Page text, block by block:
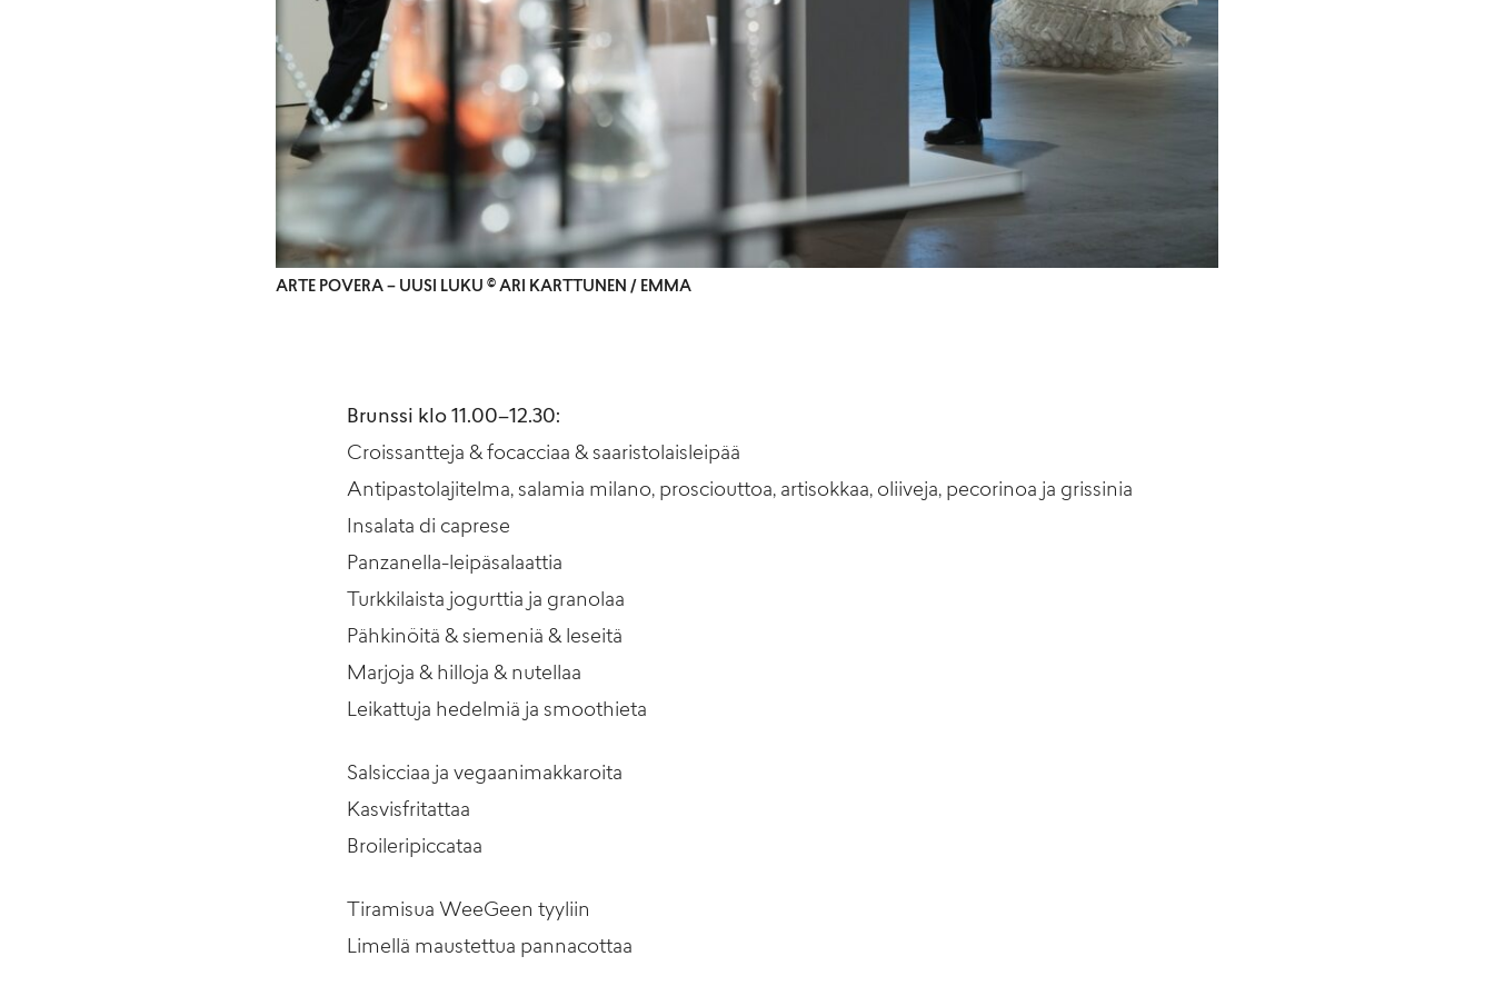
ARTE POVERA – UUSI LUKU © ARI KARTTUNEN / EMMA
Brunssi klo 11.00–12.30:
Croissantteja & focacciaa & saaristolaisleipää
Antipastolajitelma, salamia milano, prosciouttoa, artisokkaa, oliiveja, pecorinoa ja grissinia
Insalata di caprese
Panzanella-leipäsalaattia
Turkkilaista jogurttia ja granolaa
Pähkinöitä & siemeniä & leseitä
Marjoja & hilloja & nutellaa
Leikattuja hedelmiä ja smoothieta
Salsicciaa ja vegaanimakkaroita
Kasvisfritattaa
Broileripiccataa
Tiramisua WeeGeen tyyliin
Limellä maustettua pannacottaa